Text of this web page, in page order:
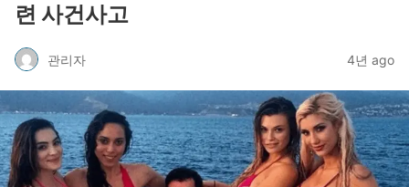
련 사건사고
관리자 4년 ago